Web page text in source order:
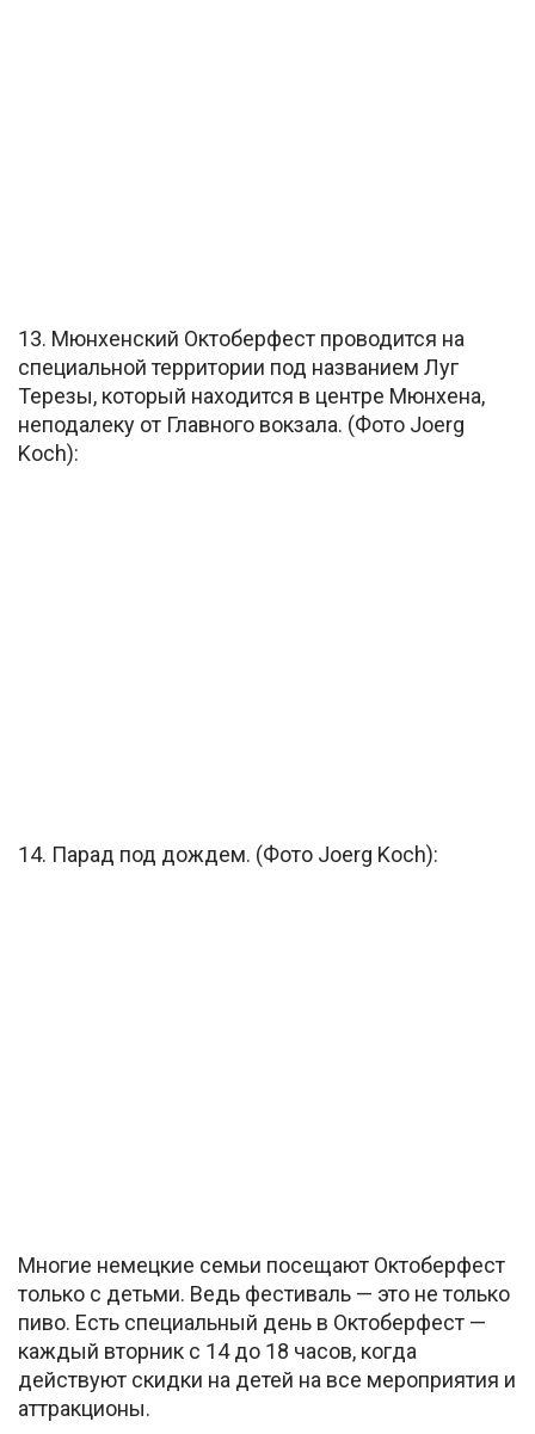
13. Мюнхенский Октоберфест проводится на
специальной территории под названием Луг
Терезы, который находится в центре Мюнхена,
неподалеку от Главного вокзала. (Фото Joerg
Koch):
14. Парад под дождем. (Фото Joerg Koch):
Многие немецкие семьи посещают Октоберфест
только с детьми. Ведь фестиваль — это не только
пиво. Есть специальный день в Октоберфест —
каждый вторник с 14 до 18 часов, когда
действуют скидки на детей на все мероприятия и
аттракционы.